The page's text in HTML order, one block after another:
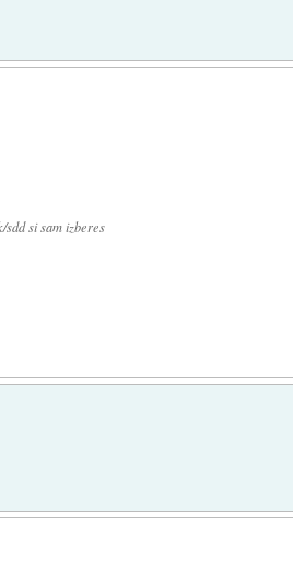
si sam izberes